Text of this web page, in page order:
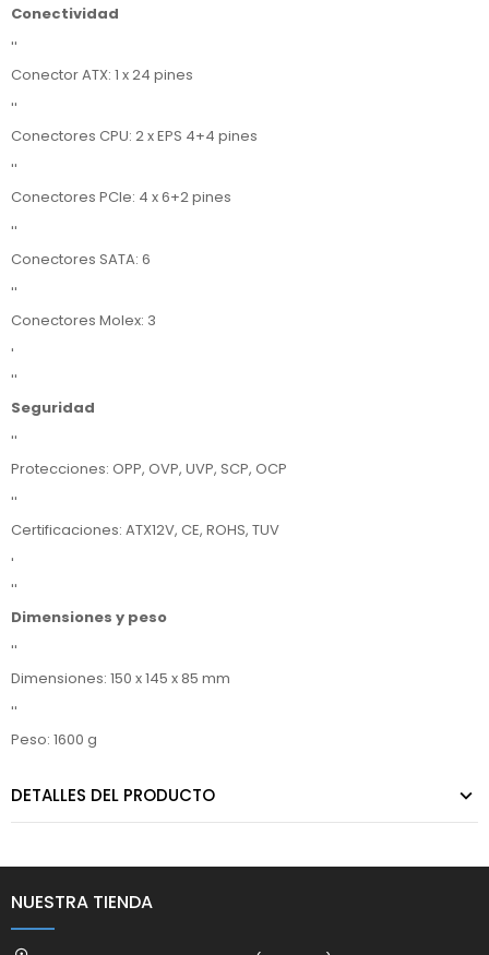
Conectividad
''
Conector ATX: 1 x 24 pines
''
Conectores CPU: 2 x EPS 4+4 pines
''
Conectores PCIe: 4 x 6+2 pines
''
Conectores SATA: 6
''
Conectores Molex: 3
'
''
Seguridad
''
Protecciones: OPP, OVP, UVP, SCP, OCP
''
Certificaciones: ATX12V, CE, ROHS, TUV
'
''
Dimensiones y peso
''
Dimensiones: 150 x 145 x 85 mm
''
Peso: 1600 g
DETALLES DEL PRODUCTO
NUESTRA TIENDA